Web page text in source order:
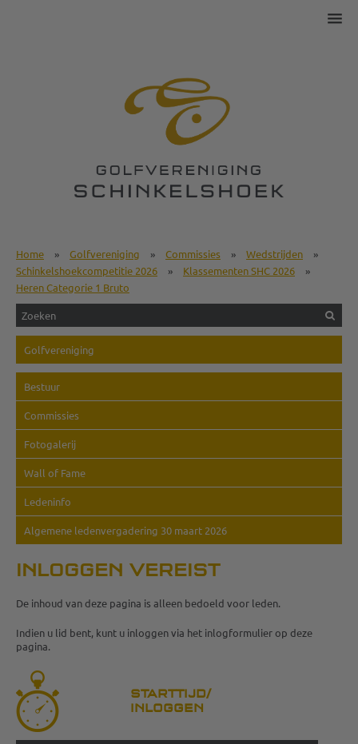
Home » Golfvereniging » Commissies » Wedstrijden
»
Schinkelshoekcompetitie 2026
» Klassementen SHC 2026
»
Heren Categorie 1 Bruto
Golfvereniging
Bestuur
Commissies
Fotogalerij
Wall of Fame
Ledeninfo
Algemene ledenvergadering 30 maart 2026
INLOGGEN VEREIST
De inhoud van deze pagina is alleen bedoeld voor leden.
Indien u lid bent, kunt u inloggen via het inlogformulier op deze
pagina.
STARTTIJD/
INLOGGEN